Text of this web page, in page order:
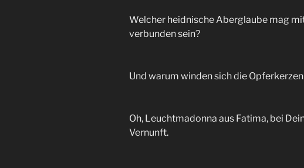
Welcher heidnische Aberglaube mag
verbunden sein?
Und warum winden sich die
Oh, Leuchtmadonna aus Fatima, bei
Vernunft.